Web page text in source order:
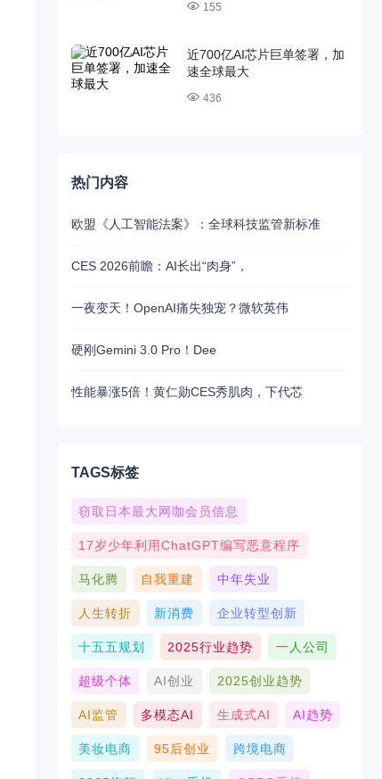
155
近700亿AI芯片巨单签署，加
速全球最大
436
热门内容
欧盟《人工智能法案》：全球科技监管新标准
CES 2026前瞻：AI长出“肉身”，
一夜变天！OpenAI痛失独宠？微软英伟
硬刚Gemini 3.0 Pro！Dee
性能暴涨5倍！黄仁勋CES秀肌肉，下代芯
TAGS标签
窃取日本最大网咖会员信息
17岁少年利用ChatGPT编写恶意程序
马化腾 自我重建 中年失业
人生转折 新消费 企业转型创新
十五五规划 2025行业趋势 一人公司
超级个体 AI创业 2025创业趋势
AI监管 多模态AI 生成式AI AI趋势
美妆电商 95后创业 跨境电商